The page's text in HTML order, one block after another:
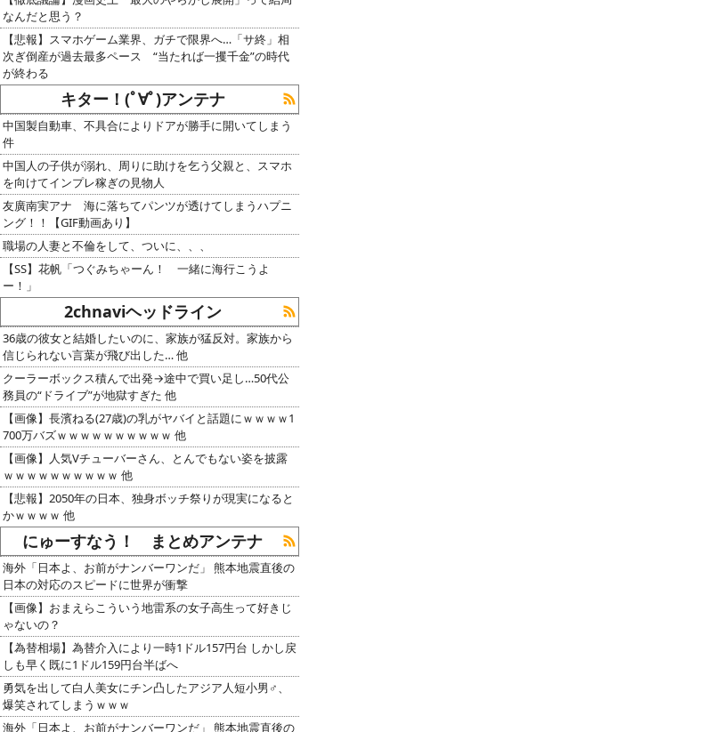
なんだと思う？
【悲報】スマホゲーム業界、ガチで限界へ…「サ終」相
次ぎ倒産が過去最多ペース “当たれば一攫千金”の時代
が終わる
キター！(ﾟ∀ﾟ)アンテナ
中国製自動車、不具合によりドアが勝手に開いてしまう
件
中国人の子供が溺れ、周りに助けを乞う父親と、スマホ
を向けてインプレ稼ぎの見物人
友廣南実アナ 海に落ちてパンツが透けてしまうハプニ
ング！！【GIF動画あり】
職場の人妻と不倫をして、ついに、、、
【SS】花帆「つぐみちゃーん！ 一緒に海行こうよ
ー！」
2chnaviヘッドライン
36歳の彼女と結婚したいのに、家族が猛反対。家族から
信じられない言葉が飛び出した… 他
クーラーボックス積んで出発→途中で買い足し…50代公
務員の“ドライブ”が地獄すぎた 他
【画像】長濱ねる(27歳)の乳がヤバイと話題にｗｗｗｗ1
700万バズｗｗｗｗｗｗｗｗｗｗ 他
【画像】人気Vチューバーさん、とんでもない姿を披露
ｗｗｗｗｗｗｗｗｗｗ 他
【悲報】2050年の日本、独身ボッチ祭りが現実になると
かｗｗｗｗ 他
にゅーすなう！ まとめアンテナ
海外「日本よ、お前がナンバーワンだ」 熊本地震直後の
日本の対応のスピードに世界が衝撃
【画像】おまえらこういう地雷系の女子高生って好きじ
ゃないの？
【為替相場】為替介入により一時1ドル157円台 しかし戻
しも早く既に1ドル159円台半ばへ
勇気を出して白人美女にチン凸したアジア人短小男♂、
爆笑されてしまうｗｗｗ
海外「日本よ、お前がナンバーワンだ」 熊本地震直後の